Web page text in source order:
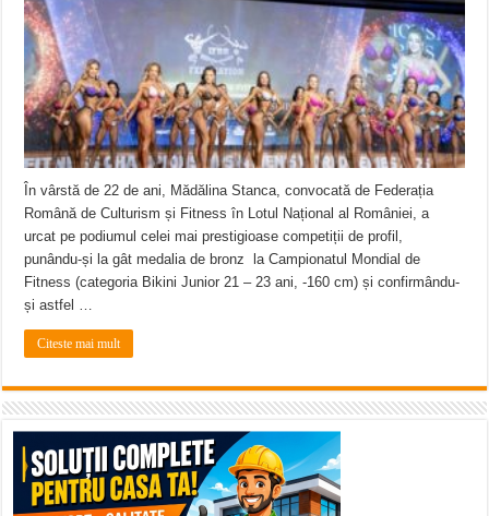
ANUNȚ OPRIRE APĂ în Reșița, cartier Țerova – avarie – 04.08.2026
ANUNȚ OPRIRE APĂ în Reșița – avarie – 03.08.2026 – Calea Caransebeșului
În vârstă de 22 de ani, Mădălina Stanca, convocată de Federația
Română de Culturism și Fitness în Lotul Național al României, a
urcat pe podiumul celei mai prestigioase competiții de profil,
punându-și la gât medalia de bronz la Campionatul Mondial de
Fitness (categoria Bikini Junior 21 – 23 ani, -160 cm) și confirmându-
și astfel …
Citeste mai mult